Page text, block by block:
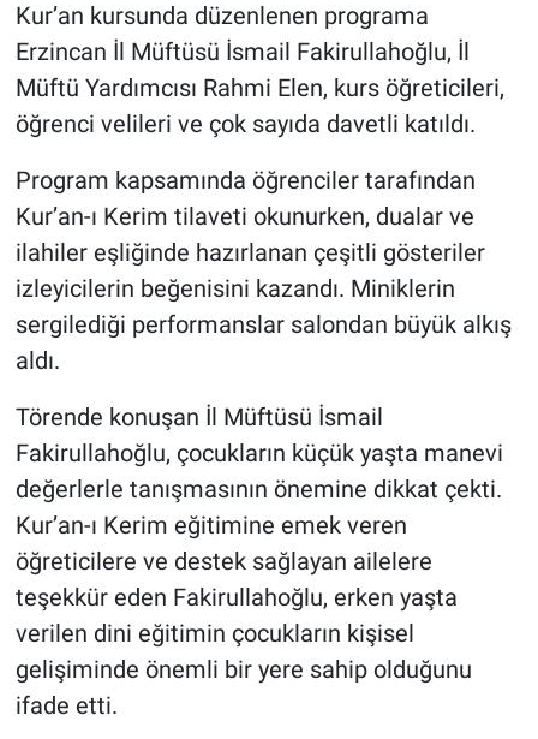
Kur’an kursunda düzenlenen programa
Erzincan İl Müftüsü İsmail Fakirullahoğlu, İl
Müftü Yardımcısı Rahmi Elen, kurs öğreticileri,
öğrenci velileri ve çok sayıda davetli katıldı.
Program kapsamında öğrenciler tarafından
Kur’an-ı Kerim tilaveti okunurken, dualar ve
ilahiler eşliğinde hazırlanan çeşitli gösteriler
izleyicilerin beğenisini kazandı. Miniklerin
sergilediği performanslar salondan büyük alkış
aldı.
Törende konuşan İl Müftüsü İsmail
Fakirullahoğlu, çocukların küçük yaşta manevi
değerlerle tanışmasının önemine dikkat çekti.
Kur’an-ı Kerim eğitimine emek veren
öğreticilere ve destek sağlayan ailelere
teşekkür eden Fakirullahoğlu, erken yaşta
verilen dini eğitimin çocukların kişisel
gelişiminde önemli bir yere sahip olduğunu
ifade etti.